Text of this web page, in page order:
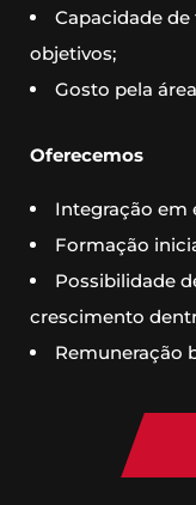
Capacidade
objetivos;
Gosto pela
Oferecemos
Integração em
Formação
Possibilidade
crescimento
Remuneração